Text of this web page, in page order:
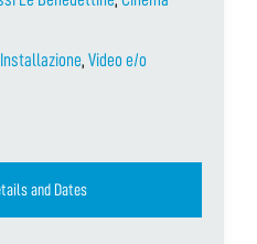
Installazione, Video e/o
and Dates